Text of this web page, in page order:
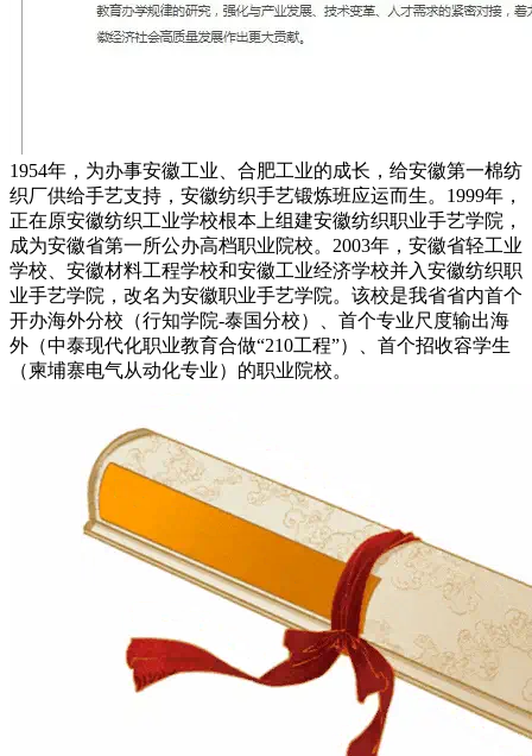
1954年，为办事安徽工业、合肥工业的成长，给安徽第一棉纺
织厂供给手艺支持，安徽纺织手艺锻炼班应运而生。1999年，
正在原安徽纺织工业学校根本上组建安徽纺织职业手艺学院，
成为安徽省第一所公办高档职业院校。2003年，安徽省轻工业
学校、安徽材料工程学校和安徽工业经济学校并入安徽纺织职
业手艺学院，改名为安徽职业手艺学院。该校是我省省内首个
开办海外分校（行知学院-泰国分校）、首个专业尺度输出海
外（中泰现代化职业教育合做“210工程”）、首个招收容学生
（柬埔寨电气从动化专业）的职业院校。